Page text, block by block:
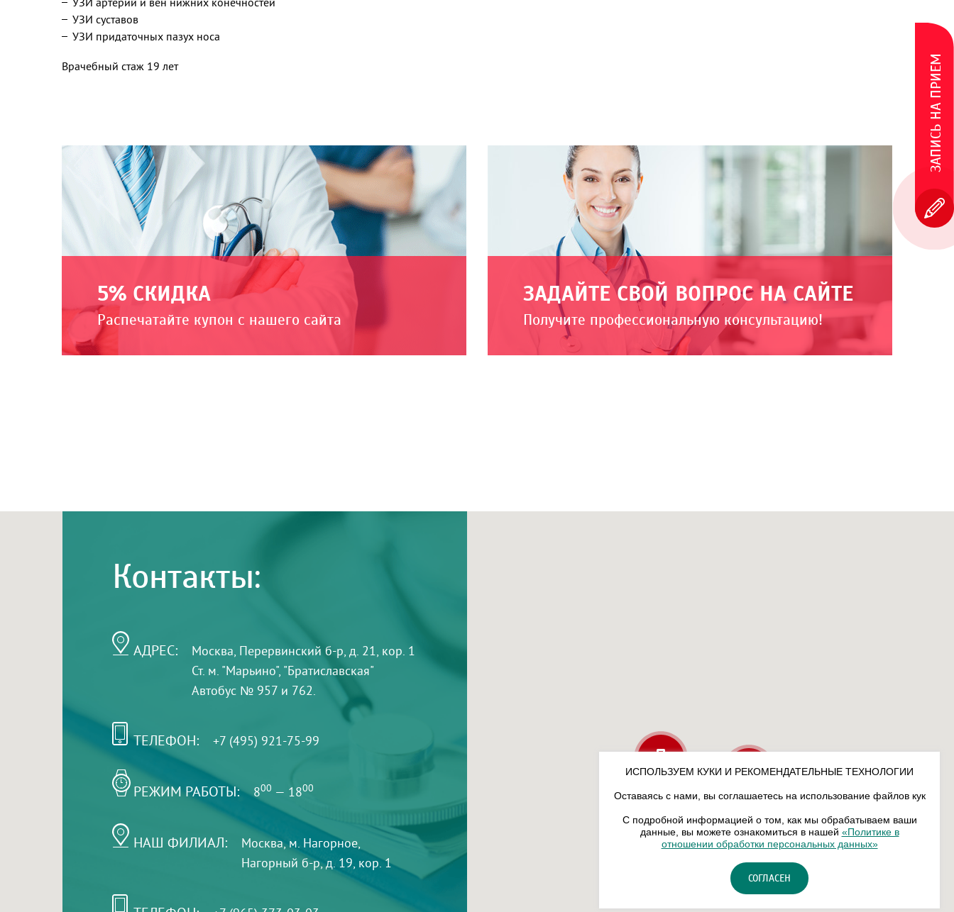
УЗИ суставов
УЗИ придаточных пазух носа
Врачебный стаж 19 лет
5% СКИДКА
Распечатайте купон с нашего сайта
ЗАДАЙТЕ СВОЙ ВОПРОС НА САЙТЕ
Получите профессиональную консультацию!
Контакты:
АДРЕС:
Москва, Перервинский б-р, д. 21, кор. 1
Ст. м. "Марьино", "Братиславская"
Автобус № 957 и 762.
ТЕЛЕФОН: +7 (495) 921-75-99
РЕЖИМ РАБОТЫ: 800 — 1800
НАШ ФИЛИАЛ:
Москва, м. Нагорное,
Нагорный б-р, д. 19, кор. 1
ИСПОЛЬЗУЕМ КУКИ И РЕКОМЕНДАТЕЛЬНЫЕ ТЕХНОЛОГИИ
Оставаясь с нами, вы соглашаетесь на использование файлов кук
С подробной информацией о том, как мы обрабатываем ваши
данные, вы можете ознакомиться в нашей «Политике в
отношении обработки персональных данных»
СОГЛАСЕН
ЗАПИСЬ НА ПРИЕМ